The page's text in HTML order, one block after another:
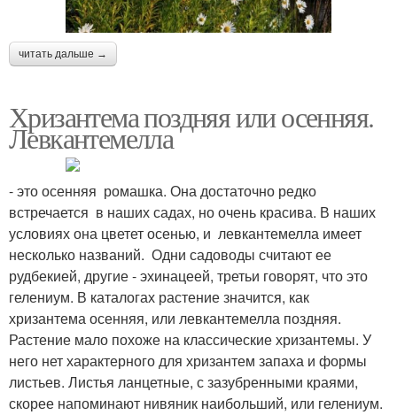
читать дальше →
Хризантема поздняя или осенняя.
Левкантемелла
- это осенняя ромашка. Она достаточно редко
встречается в наших садах, но очень красива. В наших
условиях она цветет осенью, и левкантемелла имеет
несколько названий. Одни садоводы считают ее
рудбекией, другие - эхинацеей, третьи говорят, что это
гелениум. В каталогах растение значится, как
хризантема осенняя, или левкантемелла поздняя.
Растение мало похоже на классические хризантемы. У
него нет характерного для хризантем запаха и формы
листьев. Листья ланцетные, с зазубренными краями,
скорее напоминают нивяник наибольший, или гелениум.